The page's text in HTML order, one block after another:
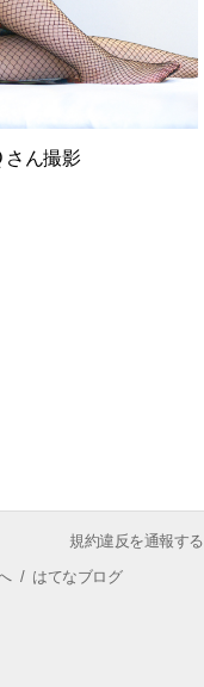
ん撮影
規約違反を通報する
/ はてなブログ